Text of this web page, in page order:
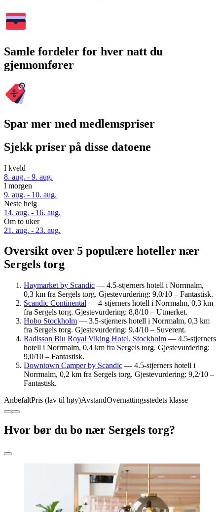
Samle fordeler for hver natt du
gjennomfører
Spar mer med medlemspriser
Sjekk priser på disse datoene
I kveld
8. aug. - 9. aug.
I morgen
9. aug. - 10. aug.
Neste helg
14. aug. - 16. aug.
Om to uker
21. aug. - 23. aug.
Oversikt over 5 populære hoteller nær
Sergels torg
Haymarket by Scandic — 4.5-stjerners hotell i Norrmalm,
0,3 km fra Sergels torg. Gjestevurdering: 9,0/10 – Fantastisk.
Scandic Continental — 4-stjerners hotell i Norrmalm, 0,3 km
fra Sergels torg. Gjestevurdering: 8,8/10 – Utmerket.
Hobo Stockholm — 3.5-stjerners hotell i Norrmalm, 0,3 km
fra Sergels torg. Gjestevurdering: 9,4/10 – Suverent.
Radisson Blu Royal Viking Hotel, Stockholm — 4.5-stjerners
hotell i Norrmalm, 0,4 km fra Sergels torg. Gjestevurdering:
9,0/10 – Fantastisk.
Downtown Camper by Scandic — 4.5-stjerners hotell i
Norrmalm, 0,2 km fra Sergels torg. Gjestevurdering: 9,2/10 –
Fantastisk.
AnbefaltPris (lav til høy)AvstandOvernattingsstedets klasse
Hvor bør du bo nær Sergels torg?